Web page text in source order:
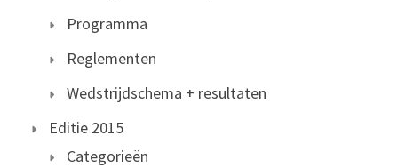
Programma
Reglementen
Wedstrijdschema + resultaten
Editie 2015
Categorieën